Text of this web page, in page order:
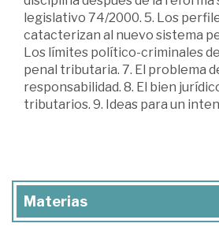
legislativo 74/2000. 5. Los
catacterizan al nuevo sistema
Los límites político-criminales
penal tributaria. 7. El problema
responsabilidad. 8. El bien
tributarios. 9. Ideas para un
Materias